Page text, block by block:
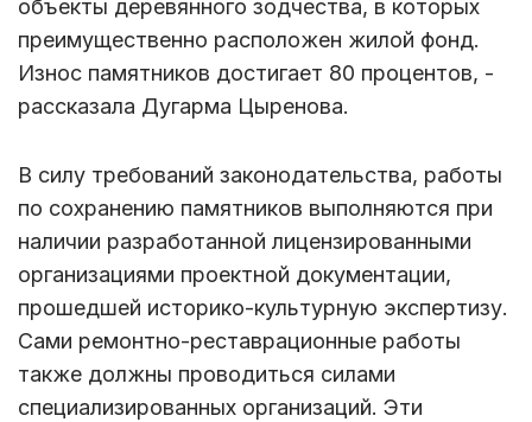
объекты деревянного зодчества, в которых
преимущественно расположен жилой фонд.
Износ памятников достигает 80 процентов, -
рассказала Дугарма Цыренова.
В силу требований законодательства, работы
по сохранению памятников выполняются при
наличии разработанной лицензированными
организациями проектной документации,
прошедшей историко-культурную экспертизу.
Сами ремонтно-реставрационные работы
также должны проводиться силами
специализированных организаций. Эти